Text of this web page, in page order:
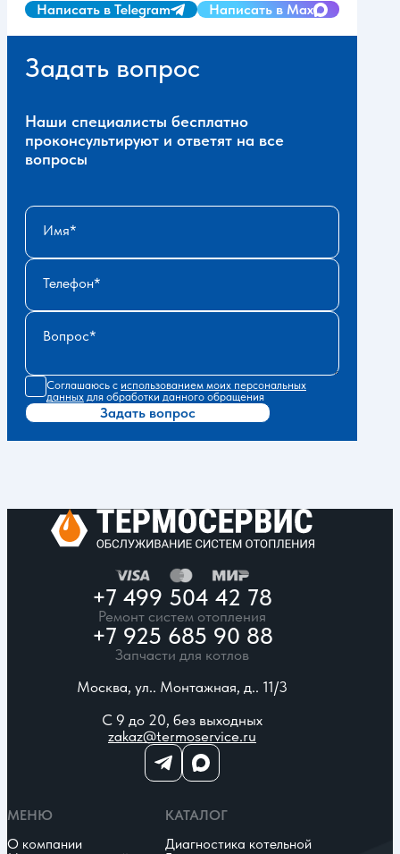
Написать в Telegram Написать в Max
Задать вопрос
Наши специалисты бесплатно
проконсультируют и ответят на все
вопросы
Имя
Телефон
Вопрос
Соглашаюсь с использованием моих персональных
данных для обработки данного обращения
Задать вопрос
+7 499 504 42 78
Ремонт систем отопления
+7 925 685 90 88
Запчасти для котлов
Москва, ул.. Монтажная, д.. 11/3
С 9 до 20, без выходных
zakaz@termoservice.ru
МЕНЮ
О компании
КАТАЛОГ
Диагностика котельной